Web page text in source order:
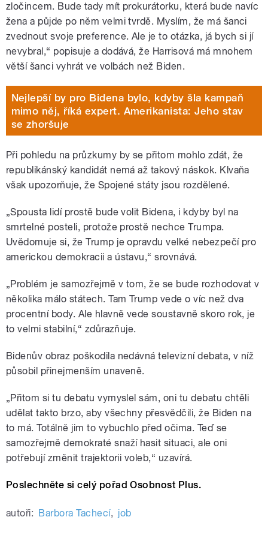
zločincem. Bude tady mít prokurátorku, která bude navíc
žena a půjde po něm velmi tvrdě. Myslím, že má šanci
zvednout svoje preference. Ale je to otázka, já bych si jí
nevybral,“ popisuje a dodává, že Harrisová má mnohem
větší šanci vyhrátve volbách než Biden.
Nejlepší by pro Bidena bylo, kdyby šla kampaň
mimo něj, říká expert. Amerikanista: Jeho stav
se zhoršuje
Při pohledu na průzkumy by se přitom mohlo zdát, že
republikánský kandidát nemá až takový náskok. Klvaňa
však upozorňuje, že Spojené státy jsou rozdělené.
„Spousta lidí prostě bude volit Bidena, i kdyby byl na
smrtelné posteli, protože prostě nechce Trumpa.
Uvědomuje si, že Trump je opravdu velké nebezpečí pro
americkou demokracii a ústavu,“ srovnává.
„Problém je samozřejmě v tom, že se bude rozhodovat v
několika málo státech. Tam Trump vede o víc než dva
procentní body. Ale hlavně vede soustavně skoro rok, je
to velmi stabilní,“ zdůrazňuje.
Bidenův obraz poškodila nedávná televizní debata, v níž
působil přinejmenším unaveně.
„Přitom si tu debatu vymyslel sám, oni tu debatu chtěli
udělat takto brzo, aby všechny přesvědčili, že Biden na
to má. Totálně jim to vybuchlo před očima. Teď se
samozřejmě demokraté snaží hasit situaci, ale oni
potřebují změnit trajektorii voleb,“ uzavírá.
Poslechněte si celý pořad Osobnost Plus.
autoři: Barbora Tachecí, job